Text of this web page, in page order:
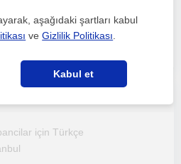
Besiktas, Beyo...
için Türkçe
aşağıdaki şartları kabul
veGizlilik Politikası
Kabul et